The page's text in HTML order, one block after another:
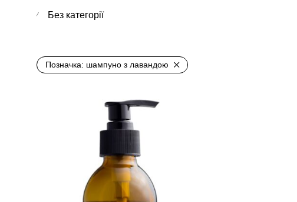
⁄ Без категорії
Позначка: шампуно з лавандою